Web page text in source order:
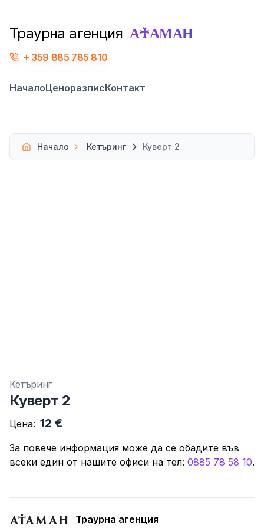
Траурна агенция А♰АМАН
359 885 785 810
НачалоЦеноразписКонтакт
Начало Кетъринг Куверт 2
Кетъринг
Куверт 2
Цена: 12 €
За повече информация може да се обадите във
всеки един от нашите офиси нa тeл: 0885 78 58 10.
Траурна агенция